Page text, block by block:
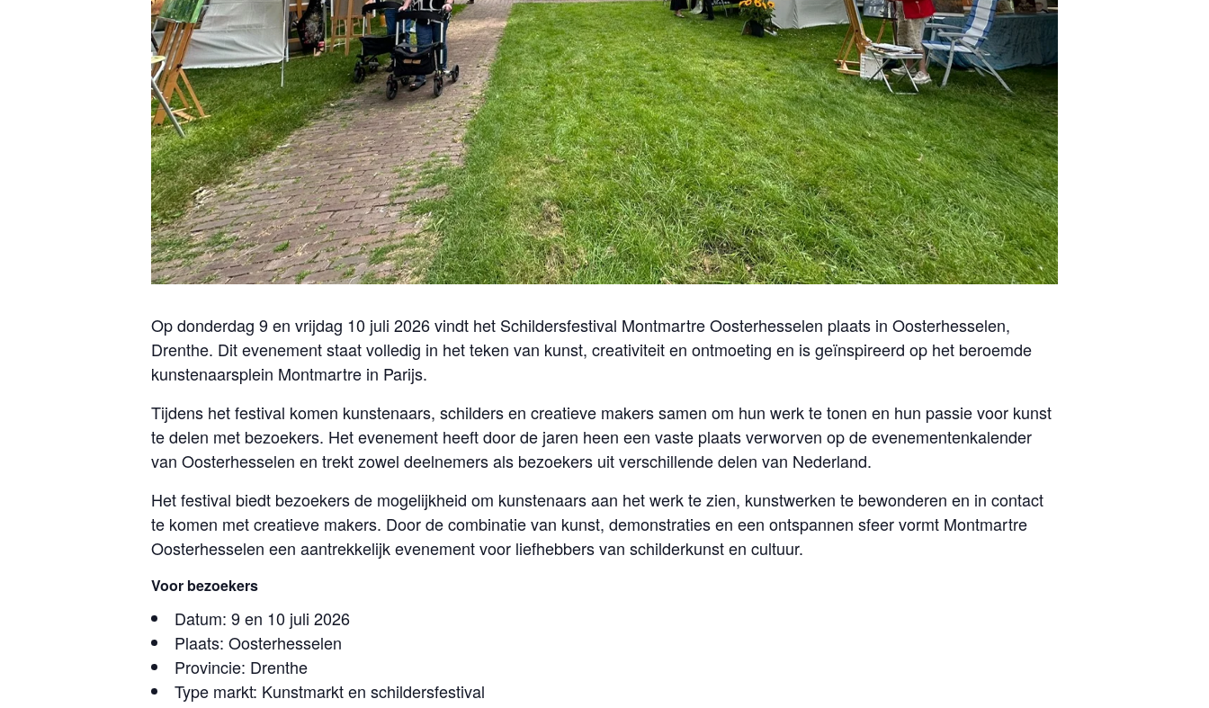
Op donderdag 9 en vrijdag 10 juli 2026 vindt het Schildersfestival Montmartre Oosterhesselen plaats in Oosterhesselen,
Drenthe. Dit evenement staat volledig in het teken van kunst, creativiteit en ontmoeting en is geïnspireerd op het beroemde
kunstenaarsplein Montmartre in Parijs.
Tijdens het festival komen kunstenaars, schilders en creatieve makers samen om hun werk te tonen en hun passie voor kunst
te delen met bezoekers. Het evenement heeft door de jaren heen een vaste plaats verworven op de evenementenkalender
van Oosterhesselen en trekt zowel deelnemers als bezoekers uit verschillende delen van Nederland.
Het festival biedt bezoekers de mogelijkheid om kunstenaars aan het werk te zien, kunstwerken te bewonderen en in contact
te komen met creatieve makers. Door de combinatie van kunst, demonstraties en een ontspannen sfeer vormt Montmartre
Oosterhesselen een aantrekkelijk evenement voor liefhebbers van schilderkunst en cultuur.
Voor bezoekers
Datum: 9 en 10 juli 2026
Plaats: Oosterhesselen
Provincie: Drenthe
Type markt: Kunstmarkt en schildersfestival